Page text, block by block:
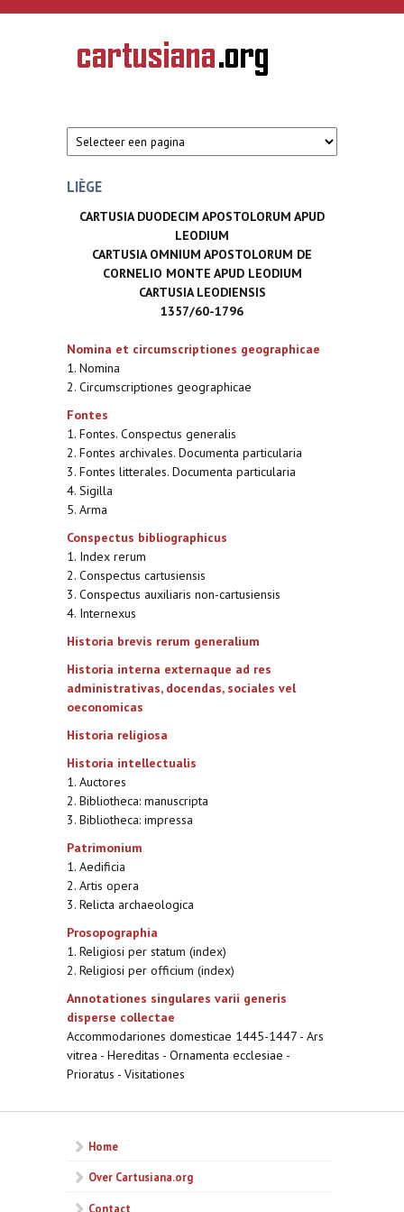
Overslaan en naar de inhoud gaan
CARTUSIANA
Geschiedenis
van de
LIÈGE
CARTUSIA DUODECIM APOSTOLORUM APUD
LEODIUM
CARTUSIA OMNIUM APOSTOLORUM DE
CORNELIO MONTE APUD LEODIUM
CARTUSIA LEODIENSIS
1357/60-1796
Nomina et circumscriptiones geographicae
1. Nomina
2. Circumscriptiones geographicae
Fontes
1. Fontes. Conspectus generalis
2. Fontes archivales. Documenta particularia
3. Fontes litterales. Documenta particularia
4. Sigilla
5. Arma
Conspectus bibliographicus
1. Index rerum
2. Conspectus cartusiensis
3. Conspectus auxiliaris non-cartusiensis
4. Internexus
Historia brevis rerum generalium
Historia interna externaque ad res
administrativas, docendas, sociales vel
oeconomicas
Historia religiosa
Historia intellectualis
1. Auctores
2. Bibliotheca: manuscripta
3. Bibliotheca: impressa
Patrimonium
1. Aedificia
2. Artis opera
3. Relicta archaeologica
Prosopographia
1. Religiosi per statum (index)
2. Religiosi per officium (index)
Annotationes singulares varii generis
disperse collectae
Accommodariones domesticae 1445-1447 - Ars
vitrea - Hereditas - Ornamenta ecclesiae -
Prioratus - Visitationes
Home
Over Cartusiana.org
Contact